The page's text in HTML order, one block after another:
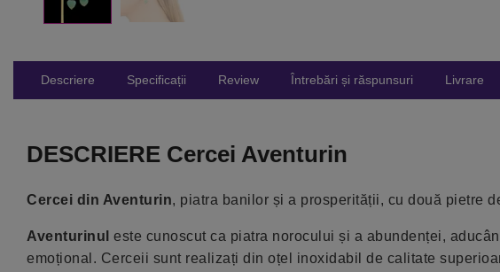
Descriere Specificații Review Întrebări și răspunsuri Livrare
DESCRIERE Cercei Aventurin
Cercei din Aventurin, piatra banilor și a prosperității, cu două pietre
Aventurinul este cunoscut ca piatra norocului și a abundenței,
emoțional. Cerceii sunt realizați din oțel inoxidabil de calitate